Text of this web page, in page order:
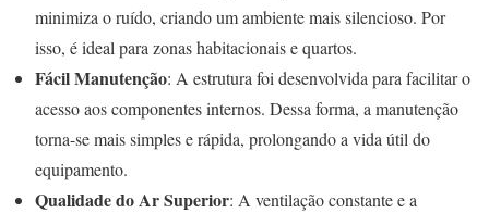
minimiza o ruído, criando um ambiente mais silencioso. Por
isso, é ideal para zonas habitacionais e quartos.
Fácil Manutenção: A estrutura foi desenvolvida para facilitar o
acesso aos componentes internos. Dessa forma, a manutenção
torna-se mais simples e rápida, prolongando a vida útil do
equipamento.
Qualidade do Ar Superior: A ventilação constante e a